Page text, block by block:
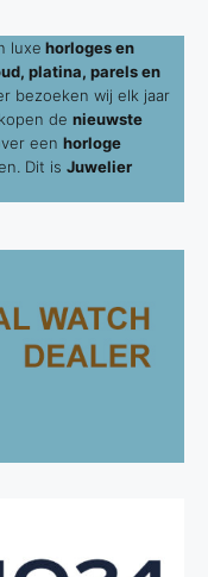
luxe horloges en
platina, parels en
bezoeken wij elk jaar
de nieuwste
een horloge
Dit is Juwelier